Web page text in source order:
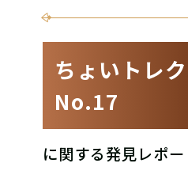
ちょいトレ
No.17
に関する発見レポ